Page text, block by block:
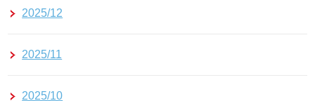
2025/12
2025/11
2025/10